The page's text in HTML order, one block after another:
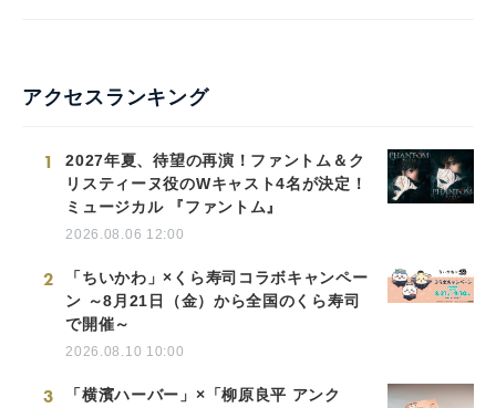
アクセスランキング
1
2027年夏、待望の再演！ファントム＆ク
リスティーヌ役のWキャスト4名が決定！
ミュージカル 『ファントム』
2026.08.06 12:00
2
「ちいかわ」×くら寿司コラボキャンペー
ン ～8月21日（金）から全国のくら寿司
で開催～
2026.08.10 10:00
3 「横濱ハーバー」×「柳原良平 アンク